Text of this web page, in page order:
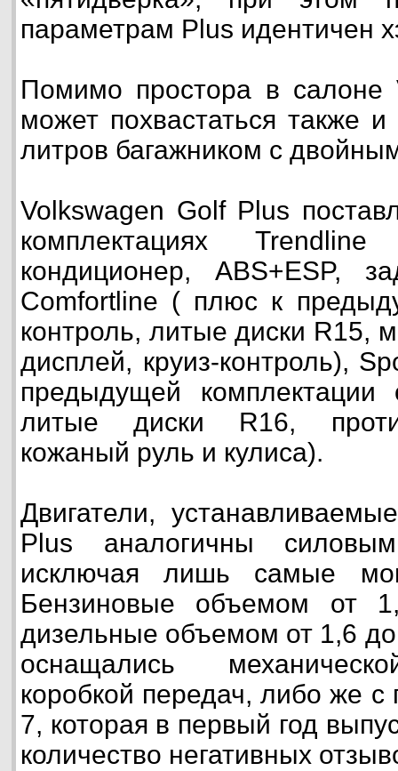
параметрам Plus идентичен
Помимо простора в салоне
может похвастаться также
литров багажником с
Volkswagen Golf Plus
комплектациях
кондиционер, ABS+ESP,
Comfortline ( плюс к
контроль, литые диски R15,
дисплей, круиз-контроль),
предыдущей комплектации
литые диски R16,
кожаный руль и кулиса).
Двигатели,
Plus аналогичны
исключая лишь самые
Бензиновые объемом от
дизельные объемом от 1,6 до
оснащались
коробкой передач, либо же с
7, которая в первый год
количество негативных